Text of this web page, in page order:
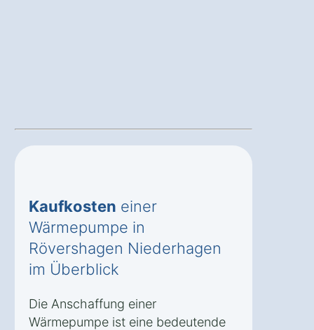
Kaufkosten einer
Wärmepumpe in
Rövershagen Niederhagen
im Überblick
Die Anschaffung einer
Wärmepumpe ist eine bedeutende